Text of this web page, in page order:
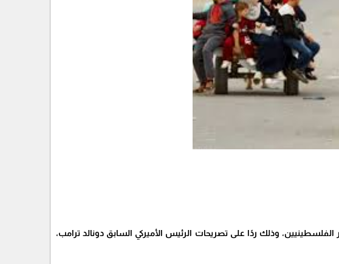
وذلك ردًا على تصريحات الرئيس الأميركي السابق دونالد ترامب،